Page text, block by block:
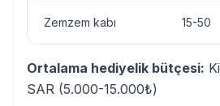
Zemzem kabı 15-50
Ortalama hediyelik bütçesi:
SAR (5.000-15.000₺)